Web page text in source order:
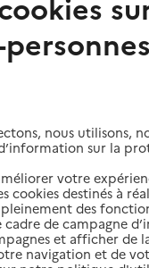
à domicile (aide)
des
à domicile
aux favoris
nous utilisons,
sur la
votre
cookies destinés à
des
cadre de campagne
et afficher de
navigation et de